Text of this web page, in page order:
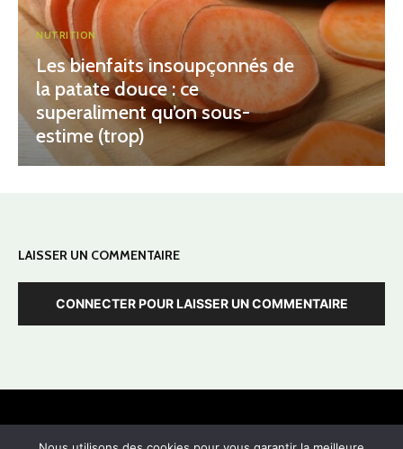
NUTRITION
Les bienfaits insoupçonnés de
la patate douce : ce
superaliment qu’on sous-
estime (trop)
LAISSER UN COMMENTAIRE
CONNECTER POUR LAISSER UN COMMENTAIRE